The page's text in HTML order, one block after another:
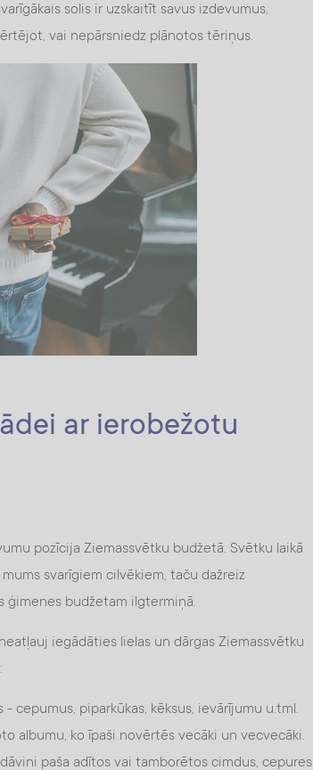
solis ir uzskaitīt savus izdevumus,
vai nepārsniedz plānotos tēriņus.
ar ierobežotu
pozīcija Ziemassvētku budžetā. Svētku laikā
svarīgiem cilvēkiem, taču dažreiz
ģimenes budžetam ilgtermiņā.
iegādāties lielas un dārgas Ziemassvētku
cepumus, piparkūkas, kēksus, ievārījumu u.tml.
albumu, ko īpaši novērtēs vecāki un vecvecāki.
paša adītos vai tamborētos cimdus, cepures